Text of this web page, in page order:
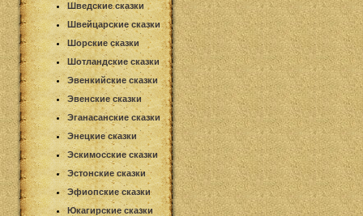
Шведские сказки
Швейцарские сказки
Шорские сказки
Шотландские сказки
Эвенкийские сказки
Эвенские сказки
Эганасанские сказки
Энецкие сказки
Эскимосские сказки
Эстонские сказки
Эфиопские сказки
Юкагирские сказки